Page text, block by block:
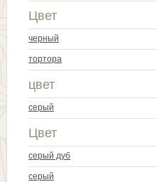
Цвет
черный
тортора
цвет
серый
Цвет
серый дуб
серый